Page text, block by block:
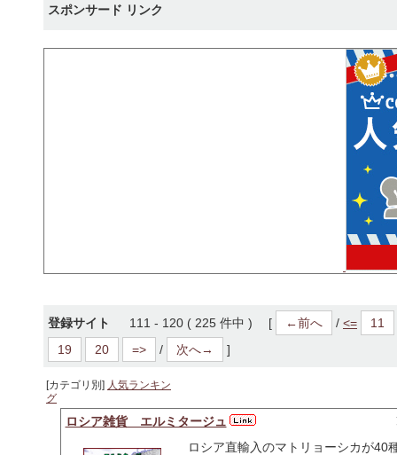
スポンサード リンク
登録サイト 111 - 120 ( 225 件中 ) [ ←前へ / <=
11
19
20 => / 次へ→ ]
[カテゴリ別] 人気ランキン
グ
ロシア雑貨 エルミタージュ
ロシア直輸入のマトリョーシカが40